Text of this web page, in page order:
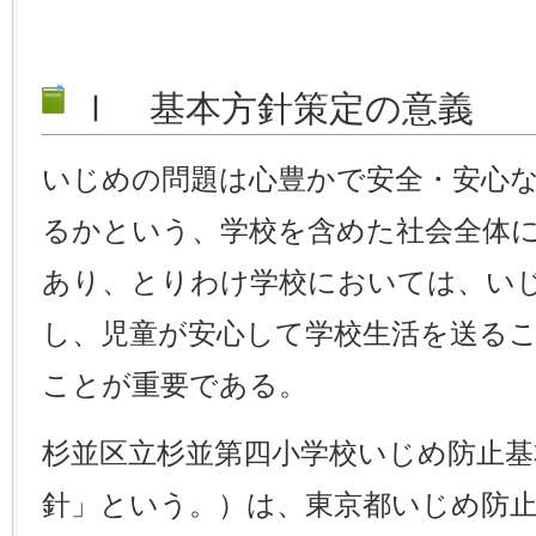
Ⅰ 基本方針策定の意義
いじめの問題は心豊かで安全・安心
るかという、学校を含めた社会全体
あり、とりわけ学校においては、い
し、児童が安心して学校生活を送る
ことが重要である。
杉並区立杉並第四小学校いじめ防止
針」という。）は、東京都いじめ防